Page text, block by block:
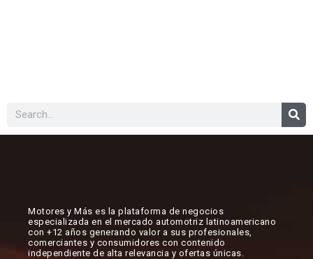
Buscar
Motores y Más es la plataforma de negocios
especializada en el mercado automotriz latinoamericano
con +12 años generando valor a sus profesionales,
comerciantes y consumidores con contenido
independiente de alta relevancia y ofertas únicas.​